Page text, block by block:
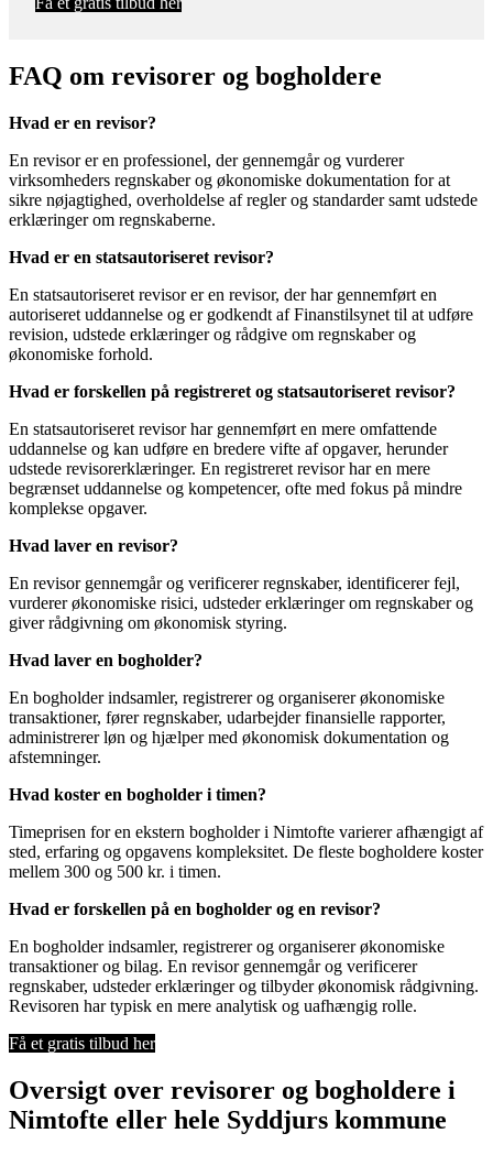
FAQ om revisorer og bogholdere
Hvad er en revisor?
En revisor er en professionel, der gennemgår og vurderer
virksomheders regnskaber og økonomiske dokumentation for at
sikre nøjagtighed, overholdelse af regler og standarder samt udstede
erklæringer om regnskaberne.
Hvad er en statsautoriseret revisor?
En statsautoriseret revisor er en revisor, der har gennemført en
autoriseret uddannelse og er godkendt af Finanstilsynet til at udføre
revision, udstede erklæringer og rådgive om regnskaber og
økonomiske forhold.
Hvad er forskellen på registreret og statsautoriseret revisor?
En statsautoriseret revisor har gennemført en mere omfattende
uddannelse og kan udføre en bredere vifte af opgaver, herunder
udstede revisorerklæringer. En registreret revisor har en mere
begrænset uddannelse og kompetencer, ofte med fokus på mindre
komplekse opgaver.
Hvad laver en revisor?
En revisor gennemgår og verificerer regnskaber, identificerer fejl,
vurderer økonomiske risici, udsteder erklæringer om regnskaber og
giver rådgivning om økonomisk styring.
Hvad laver en bogholder?
En bogholder indsamler, registrerer og organiserer økonomiske
transaktioner, fører regnskaber, udarbejder finansielle rapporter,
administrerer løn og hjælper med økonomisk dokumentation og
afstemninger.
Hvad koster en bogholder i timen?
Timeprisen for en ekstern bogholder i Nimtofte varierer afhængigt af
sted, erfaring og opgavens kompleksitet. De fleste bogholdere koster
mellem 300 og 500 kr. i timen.
Hvad er forskellen på en bogholder og en revisor?
En bogholder indsamler, registrerer og organiserer økonomiske
transaktioner og bilag. En revisor gennemgår og verificerer
regnskaber, udsteder erklæringer og tilbyder økonomisk rådgivning.
Revisoren har typisk en mere analytisk og uafhængig rolle.
Få et gratis tilbud her
Oversigt over revisorer og bogholdere i
Nimtofte eller hele Syddjurs kommune